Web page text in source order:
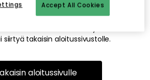
että sivua ei enää ole tai siitä, että se
Pahoittelemme tästä mahdollisesti
siirtyä takaisin aloitussivustolle.
aloitussivulle
Accept All Cookies